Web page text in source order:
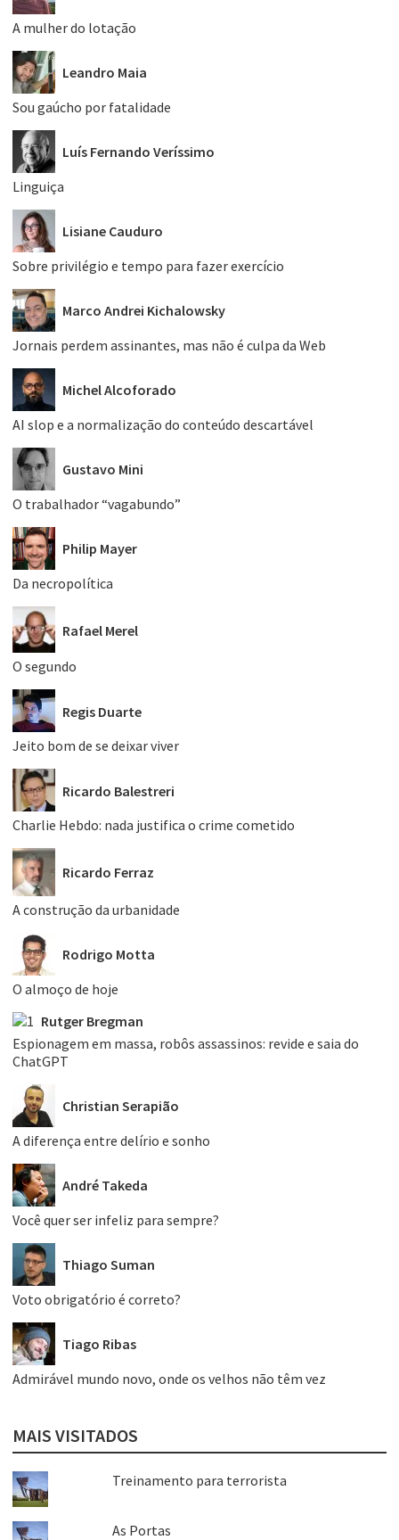
A mulher do lotação
Leandro Maia
Sou gaúcho por fatalidade
Luís Fernando Veríssimo
Linguiça
Lisiane Cauduro
Sobre privilégio e tempo para fazer exercício
Marco Andrei Kichalowsky
Jornais perdem assinantes, mas não é culpa da Web
Michel Alcoforado
AI slop e a normalização do conteúdo descartável
Gustavo Mini
O trabalhador “vagabundo”
Philip Mayer
Da necropolítica
Rafael Merel
O segundo
Regis Duarte
Jeito bom de se deixar viver
Ricardo Balestreri
Charlie Hebdo: nada justifica o crime cometido
Ricardo Ferraz
A construção da urbanidade
Rodrigo Motta
O almoço de hoje
Rutger Bregman
Espionagem em massa, robôs assassinos: revide e saia do
ChatGPT
Christian Serapião
A diferença entre delírio e sonho
André Takeda
Você quer ser infeliz para sempre?
Thiago Suman
Voto obrigatório é correto?
Tiago Ribas
Admirável mundo novo, onde os velhos não têm vez
MAIS VISITADOS
Treinamento para terrorista
As Portas